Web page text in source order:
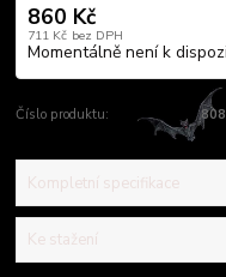
860 Kč
711 Kč bez DPH
Momentálně není k
Číslo produktu:
Kompletní specifikace
Ke stažení